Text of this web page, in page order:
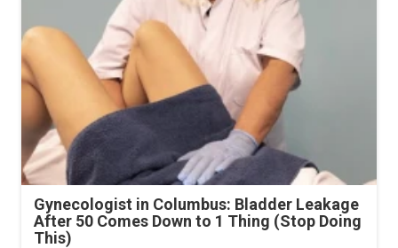
Gynecologist in Columbus: Bladder Leakage
After 50 Comes Down to 1 Thing (Stop Doing
This)